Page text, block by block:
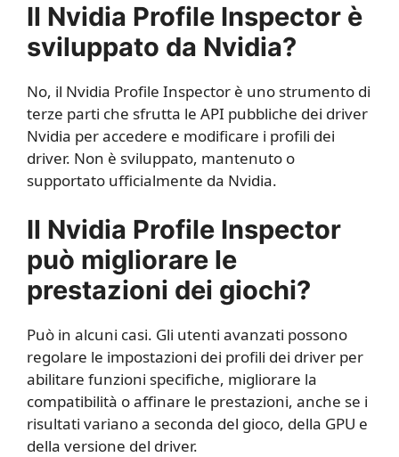
Il Nvidia Profile Inspector è
sviluppato da Nvidia?
No, il Nvidia Profile Inspector è uno strumento di
terze parti che sfrutta le API pubbliche dei driver
Nvidia per accedere e modificare i profili dei
driver. Non è sviluppato, mantenuto o
supportato ufficialmente da Nvidia.
Il Nvidia Profile Inspector
può migliorare le
prestazioni dei giochi?
Può in alcuni casi. Gli utenti avanzati possono
regolare le impostazioni dei profili dei driver per
abilitare funzioni specifiche, migliorare la
compatibilità o affinare le prestazioni, anche se i
risultati variano a seconda del gioco, della GPU e
della versione del driver.